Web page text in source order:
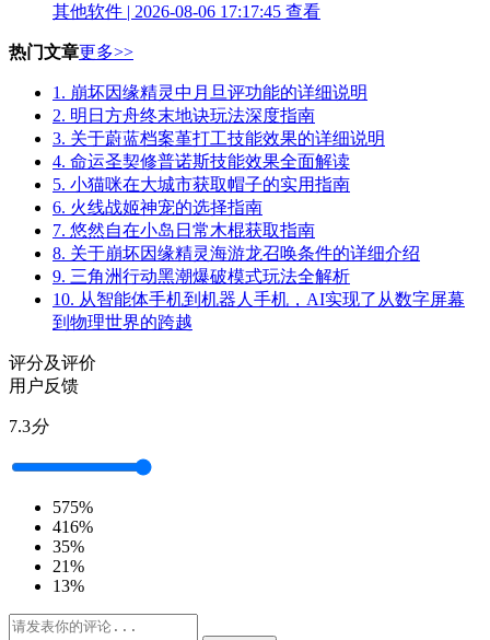
其他软件 | 2026-08-06 17:17:45 查看
热门文章更多>>
1. 崩坏因缘精灵中月旦评功能的详细说明
2. 明日方舟终末地诀玩法深度指南
3. 关于蔚蓝档案堇打工技能效果的详细说明
4. 命运圣契修普诺斯技能效果全面解读
5. 小猫咪在大城市获取帽子的实用指南
6. 火线战姬神宠的选择指南
7. 悠然自在小岛日常木棍获取指南
8. 关于崩坏因缘精灵海游龙召唤条件的详细介绍
9. 三角洲行动黑潮爆破模式玩法全解析
10. 从智能体手机到机器人手机，AI实现了从数字屏幕
到物理世界的跨越
评分及评价
用户反馈
7.3分
575%
416%
35%
21%
13%